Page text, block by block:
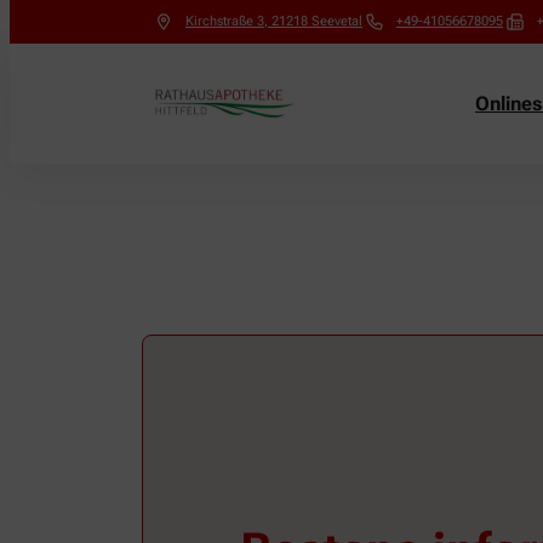
Kirchstraße 3, 21218 Seevetal +49-41056678095